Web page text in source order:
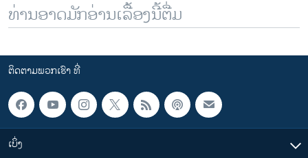
ທ່ານອາດມັກອ່ານເລື້ອງນີ້ຕື່ມ
ຕິດຕາມພວກເຮົາ ທີ່
ເບິ່ງ